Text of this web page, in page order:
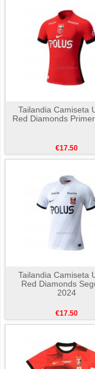
Tailandia Camiseta
Red Diamonds
€17.50
Tailandia Camiseta
Red Diamonds
2024
€17.50